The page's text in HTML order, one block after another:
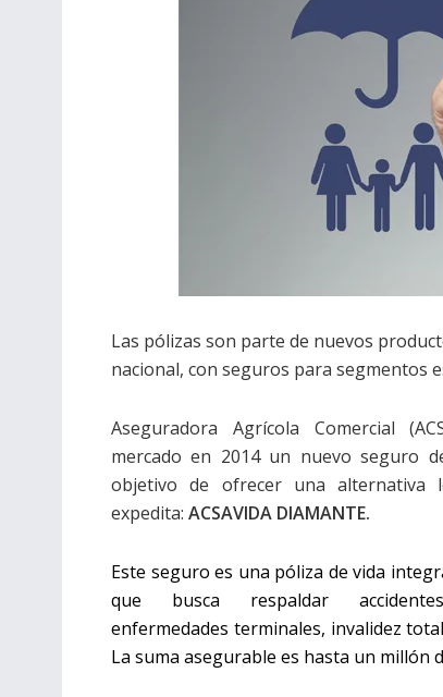
Las pólizas son parte de nuevos
nacional, con seguros para segmentos
Aseguradora Agrícola Comercial
mercado en 2014 un nuevo seguro
objetivo de ofrecer una alternativa
expedita: ACSAVIDA DIAMANTE.
Este seguro es una póliza de vida
que busca respaldar
enfermedades terminales, invalidez
La suma asegurable es hasta un millón